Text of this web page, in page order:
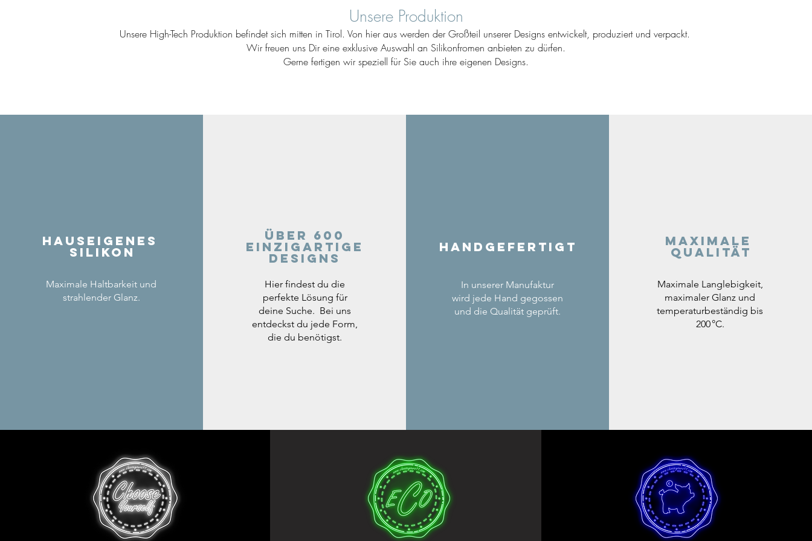
Unsere Produktion
Unsere High-Tech Produktion befindet sich mitten in Tirol. Von hier aus werden der Großteil unserer Designs entwickelt, produziert und verpackt.
Wir freuen uns Dir eine exklusive Auswahl an Silikonfromen anbieten zu dürfen.
Gerne fertigen wir speziell für Sie auch ihre eigenen Designs.
Hauseigenes
Silikon
Maximale Haltbarkeit und
strahlender Glanz.
Über 600
einzigartige
Designs
Hier findest du die
perfekte Lösung für
deine Suche. Bei uns
entdeckst du jede Form,
die du benötigst.
Handgefertigt
In unserer Manufaktur
wird jede Hand gegossen
und die Qualität geprüft.
Maximale
Qualität
Maximale Langlebigkeit,
maximaler Glanz und
temperaturbeständig bis
200 °C.